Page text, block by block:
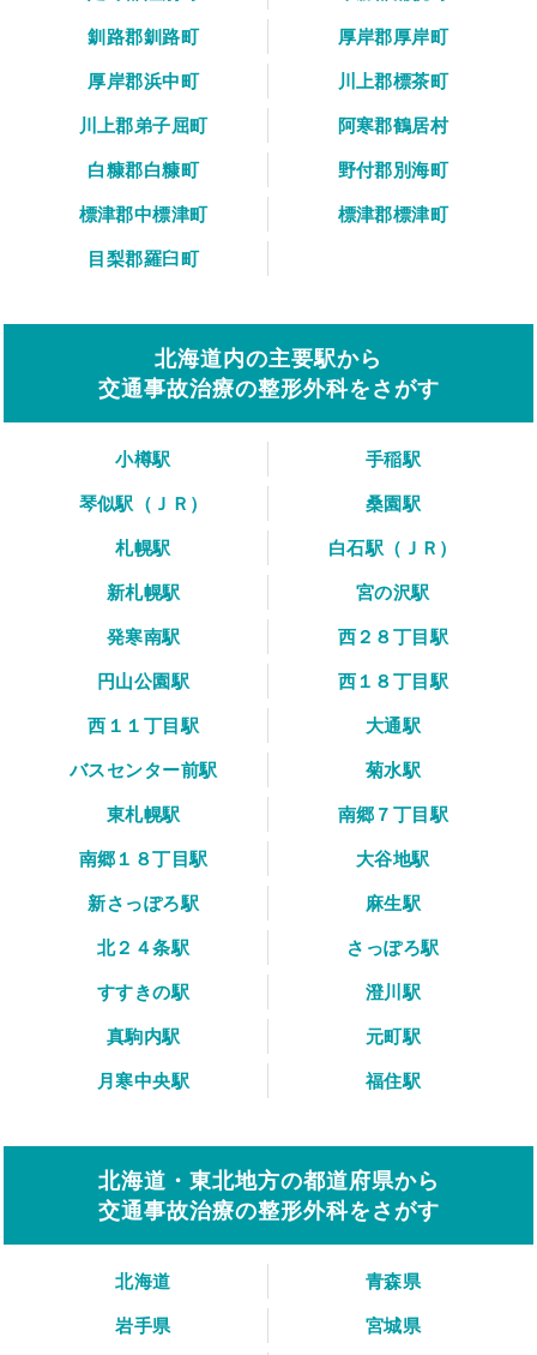
釧路郡釧路町
厚岸郡厚岸町
厚岸郡浜中町
川上郡標茶町
川上郡弟子屈町
阿寒郡鶴居村
白糠郡白糠町
野付郡別海町
標津郡中標津町
標津郡標津町
目梨郡羅臼町
北海道内の主要駅から
交通事故治療の整形外科をさがす
小樽駅
手稲駅
琴似駅（ＪＲ）
桑園駅
札幌駅
白石駅（ＪＲ）
新札幌駅
宮の沢駅
発寒南駅
西２８丁目駅
円山公園駅
西１８丁目駅
西１１丁目駅
大通駅
バスセンター前駅
菊水駅
東札幌駅
南郷７丁目駅
南郷１８丁目駅
大谷地駅
新さっぽろ駅
麻生駅
北２４条駅
さっぽろ駅
すすきの駅
澄川駅
真駒内駅
元町駅
月寒中央駅
福住駅
北海道・東北地方の都道府県から
交通事故治療の整形外科をさがす
北海道
青森県
岩手県
宮城県